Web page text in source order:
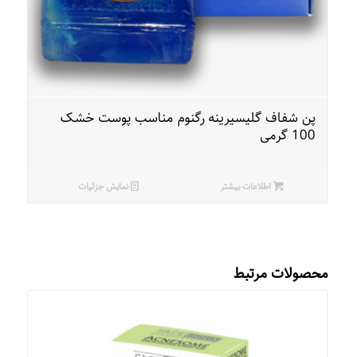
پن شفاف گلیسیرینه رگنوم مناسب پوست خشک
100 گرمی
اطلاعات بیشتر نمایش جزئیات
محصولات مرتبط